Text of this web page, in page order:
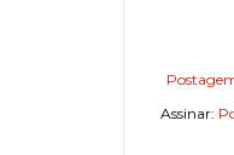
Assinar: